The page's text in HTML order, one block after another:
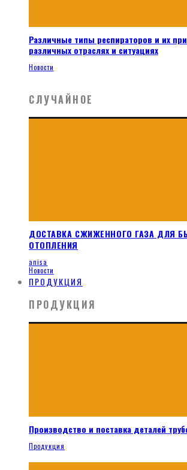
Различные типы респираторов и их
различных отраслях и ситуациях
Новости
СЛУЧАЙНОЕ
ДОСТАВКА СЖИЖЕННОГО ГАЗА ДЛЯ
ОТОПЛЕНИЯ
anisa
Новости
ПРОДУКЦИЯ
ПРОДУКЦИЯ
Производство и поставка деталей
Продукция